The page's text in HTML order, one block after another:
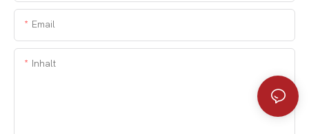
Email
Inhalt